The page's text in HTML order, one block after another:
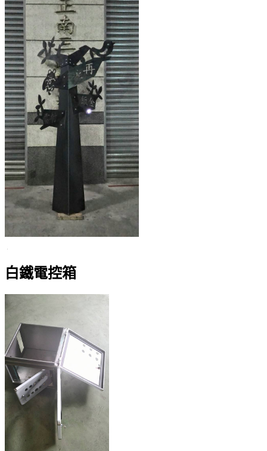
白鐵電控箱